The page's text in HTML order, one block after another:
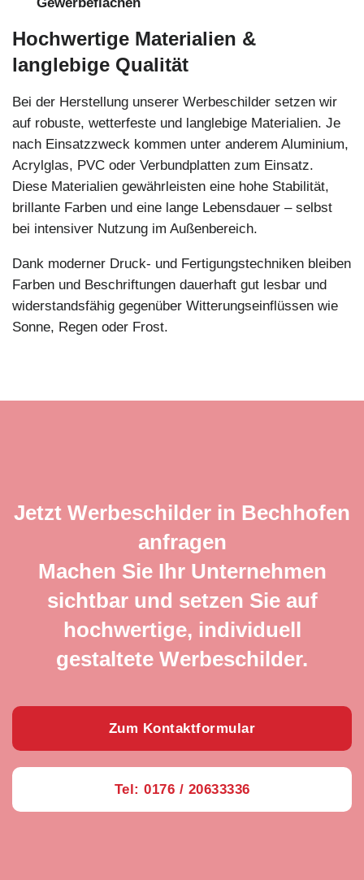
Hochwertige Materialien &
langlebige Qualität
Bei der Herstellung unserer Werbeschilder setzen wir
auf robuste, wetterfeste und langlebige Materialien. Je
nach Einsatzzweck kommen unter anderem Aluminium,
Acrylglas, PVC oder Verbundplatten zum Einsatz.
Diese Materialien gewährleisten eine hohe Stabilität,
brillante Farben und eine lange Lebensdauer – selbst
bei intensiver Nutzung im Außenbereich.
Dank moderner Druck- und Fertigungstechniken bleiben
Farben und Beschriftungen dauerhaft gut lesbar und
widerstandsfähig gegenüber Witterungseinflüssen wie
Sonne, Regen oder Frost.
Jetzt Werbeschilder in Bechhofen
anfragen
Machen Sie Ihr Unternehmen
sichtbar und setzen Sie auf
hochwertige, individuell
gestaltete Werbeschilder.
Zum Kontaktformular
Tel: 0176 / 20633336